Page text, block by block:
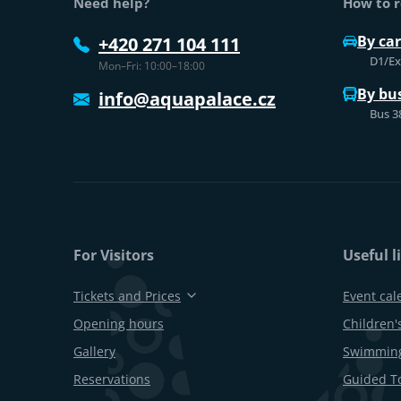
+420 271 104 111
Mon–Fri: 10:00–18:00
info@aquapalace.cz
By car
D1/
By
Bus
For Visitors
Tickets and Prices
Opening hours
Gallery
Reservations
Useful
Event
Guided